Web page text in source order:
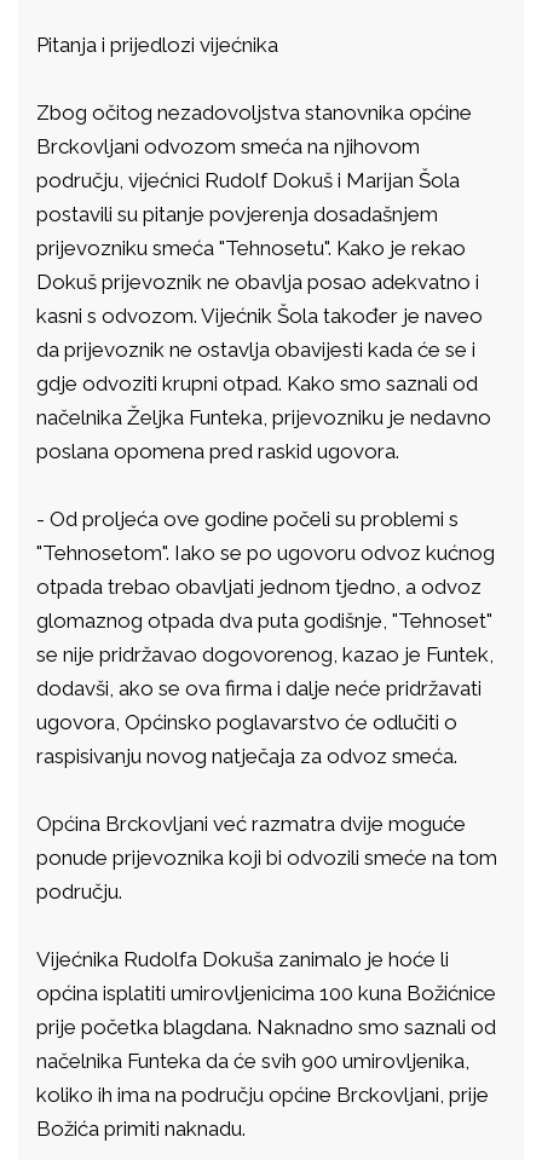
Pitanja i prijedlozi vijećnika
Zbog očitog nezadovoljstva stanovnika općine
Brckovljani odvozom smeća na njihovom
području, vijećnici Rudolf Dokuš i Marijan Šola
postavili su pitanje povjerenja dosadašnjem
prijevozniku smeća "Tehnosetu". Kako je rekao
Dokuš prijevoznik ne obavlja posao adekvatno i
kasni s odvozom. Vijećnik Šola također je naveo
da prijevoznik ne ostavlja obavijesti kada će se i
gdje odvoziti krupni otpad. Kako smo saznali od
načelnika Željka Funteka, prijevozniku je nedavno
poslana opomena pred raskid ugovora.
- Od proljeća ove godine počeli su problemi s
"Tehnosetom". Iako se po ugovoru odvoz kućnog
otpada trebao obavljati jednom tjedno, a odvoz
glomaznog otpada dva puta godišnje, "Tehnoset"
se nije pridržavao dogovorenog, kazao je Funtek,
dodavši, ako se ova firma i dalje neće pridržavati
ugovora, Općinsko poglavarstvo će odlučiti o
raspisivanju novog natječaja za odvoz smeća.
Općina Brckovljani već razmatra dvije moguće
ponude prijevoznika koji bi odvozili smeće na tom
području.
Vijećnika Rudolfa Dokuša zanimalo je hoće li
općina isplatiti umirovljenicima 100 kuna Božićnice
prije početka blagdana. Naknadno smo saznali od
načelnika Funteka da će svih 900 umirovljenika,
koliko ih ima na području općine Brckovljani, prije
Božića primiti naknadu.